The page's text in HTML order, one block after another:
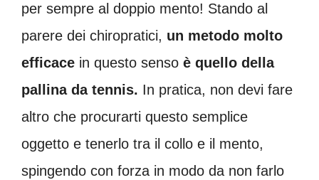
per sempre al doppio mento! Stando al
parere dei chiropratici, un metodo molto
efficace in questo senso è quello della
pallina da tennis. In pratica, non devi fare
altro che procurarti questo semplice
oggetto e tenerlo tra il collo e il mento,
spingendo con forza in modo da non farlo